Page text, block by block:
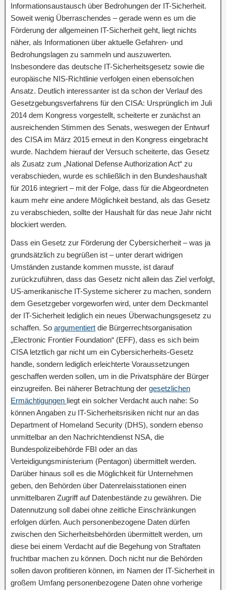
Informationsaustausch über Bedrohungen der IT-Sicherheit.
Soweit wenig Überraschendes – gerade wenn es um die
Förderung der allgemeinen IT-Sicherheit geht, liegt nichts
näher, als Informationen über aktuelle Gefahren- und
Bedrohungslagen zu sammeln und auszuwerten.
Insbesondere das deutsche IT-Sicherheitsgesetz sowie die
europäische NIS-Richtlinie verfolgen einen ebensolchen
Ansatz. Deutlich interessanter ist da schon der Verlauf des
Gesetzgebungsverfahrens für den CISA: Ursprünglich im Juli
2014 dem Kongress vorgestellt, scheiterte er zunächst an
ausreichenden Stimmen des Senats, weswegen der Entwurf
des CISA im März 2015 erneut in den Kongress eingebracht
wurde. Nachdem hierauf der Versuch scheiterte, das Gesetz
als Zusatz zum „National Defense Authorization Act“ zu
verabschieden, wurde es schließlich in den Bundeshaushalt
für 2016 integriert – mit der Folge, dass für die Abgeordneten
kaum mehr eine andere Möglichkeit bestand, als das Gesetz
zu verabschieden, sollte der Haushalt für das neue Jahr nicht
blockiert werden.
Dass ein Gesetz zur Förderung der Cybersicherheit – was ja
grundsätzlich zu begrüßen ist – unter derart widrigen
Umständen zustande kommen musste, ist darauf
zurückzuführen, dass das Gesetz nicht allein das Ziel verfolgt,
US-amerikanische IT-Systeme sicherer zu machen, sondern
dem Gesetzgeber vorgeworfen wird, unter dem Deckmantel
der IT-Sicherheit lediglich ein neues Überwachungsgesetz zu
schaffen. So argumentiert die Bürgerrechtsorganisation
„Electronic Frontier Foundation“ (EFF), dass es sich beim
CISA letztlich gar nicht um ein Cybersicherheits-Gesetz
handle, sondern lediglich erleichterte Voraussetzungen
geschaffen werden sollen, um in die Privatsphäre der Bürger
einzugreifen. Bei näherer Betrachtung der gesetzlichen
Ermächtigungen liegt ein solcher Verdacht auch nahe: So
können Angaben zu IT-Sicherheitsrisiken nicht nur an das
Department of Homeland Security (DHS), sondern ebenso
unmittelbar an den Nachrichtendienst NSA, die
Bundespolizeibehörde FBI oder an das
Verteidigungsministerium (Pentagon) übermittelt werden.
Darüber hinaus soll es die Möglichkeit für Unternehmen
geben, den Behörden über Datenrelaisstationen einen
unmittelbaren Zugriff auf Datenbestände zu gewähren. Die
Datennutzung soll dabei ohne zeitliche Einschränkungen
erfolgen dürfen. Auch personenbezogene Daten dürfen
zwischen den Sicherheitsbehörden übermittelt werden, um
diese bei einem Verdacht auf die Begehung von Straftaten
fruchtbar machen zu können. Doch nicht nur die Behörden
sollen davon profitieren können, im Namen der IT-Sicherheit in
großem Umfang personenbezogene Daten ohne vorherige